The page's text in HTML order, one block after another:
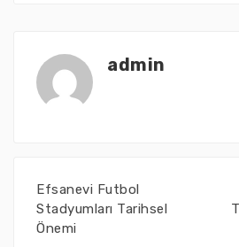
admin
Efsanevi Futbol
Stadyumları Tarihsel
Önemi